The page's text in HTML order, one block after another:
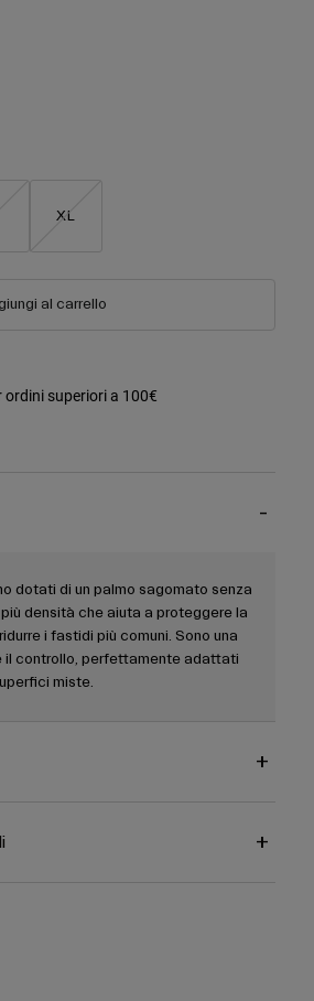
XL
al carrello
superiori a 100€
dotati di un palmo sagomato senza
densità che aiuta a proteggere la
i fastidi più comuni. Sono una
il controllo, perfettamente adattati
miste.